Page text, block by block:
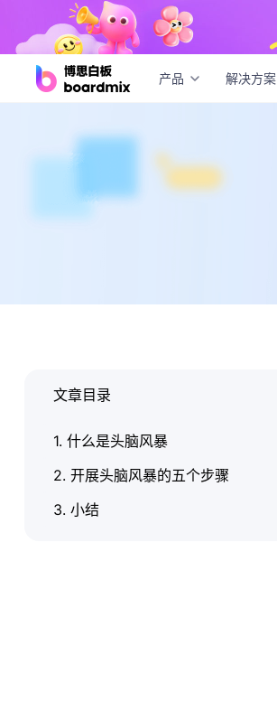
产品 解决方案
文章目录
1. 什么是头脑风暴
2. 开展头脑风暴的五个步骤
3. 小结